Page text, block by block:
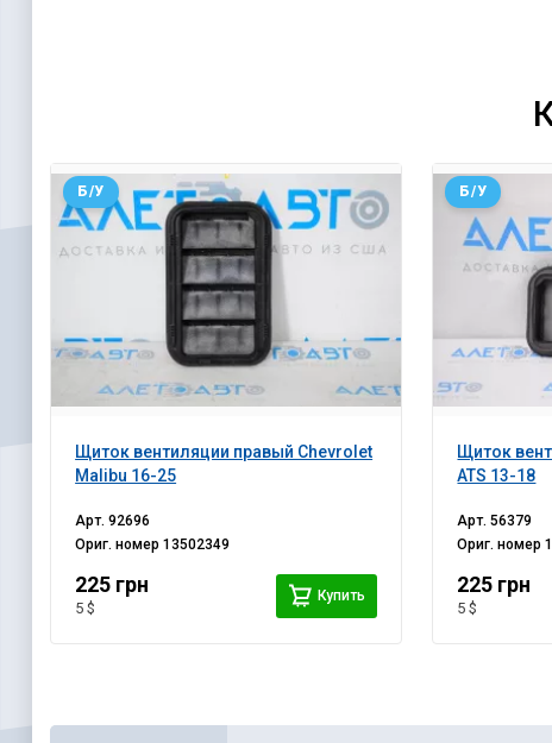
Щиток вентиляции правый Chevrolet
Malibu 16-25
Б/У
Арт.92696
Ориг. номер13502349
225 грн
5 $
Купить
Щиток
ATS 13-18
Б/У
Арт.56379
Ориг. номер
225 грн
5 $